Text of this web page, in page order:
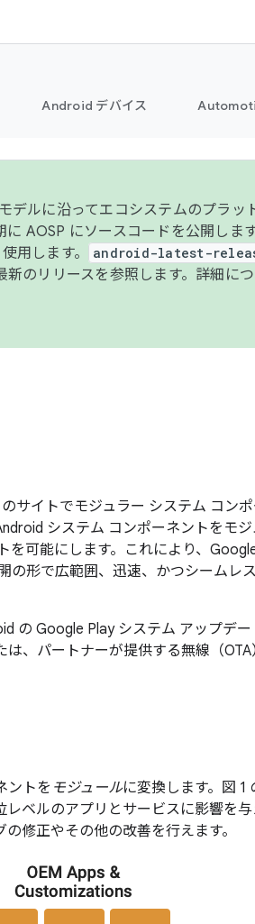
Android デバイス
デルに沿ってエコシステムのプラッ
AOSP にソースコードを公開しま
用します。 android-latest-
のリリースを参照します。詳細につ
サイトでモジュラー システム コン
システム コンポーネントをモ
可能にします。これにより、
の形で広範囲、迅速、かつシームレ
の Google Play システム アップデ
、パートナーが提供する無線（OTA
ントを モジュールに変換します。図 1
ベルのアプリとサービスに影響を
修正やその他の改善を行えます。